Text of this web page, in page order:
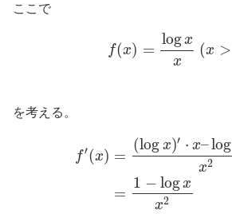
ここで
f(x) =
logx
x
(x >
を考える。
f′(x) =
=
(log x)′ ⋅ x–log
x2
1 − logx
x2